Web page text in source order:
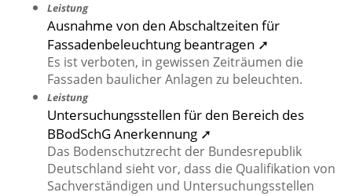
Leistung
Ausnahme von den Abschaltzeiten für
Fassadenbeleuchtung beantragen ➚
Es ist verboten, in gewissen Zeiträumen die
Fassaden baulicher Anlagen zu beleuchten.
Leistung
Untersuchungsstellen für den Bereich des
BBodSchG Anerkennung ➚
Das Bodenschutzrecht der Bundesrepublik
Deutschland sieht vor, dass die Qualifikation von
Sachverständigen und Untersuchungsstellen